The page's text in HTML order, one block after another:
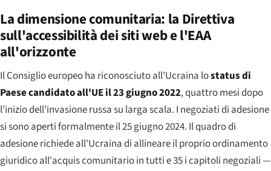
La dimensione comunitaria: la Direttiva
sull'accessibilità dei siti web e l'EAA
all'orizzonte
Il Consiglio europeo ha riconosciuto all'Ucraina lostatus di
Paese candidato all'UE il 23 giugno 2022, quattro mesi dopo
l'inizio dell'invasione russa su larga scala. I negoziati di adesione
si sono aperti formalmente il 25 giugno 2024. Il quadro di
adesione richiede all'Ucraina di allineare il proprio ordinamento
giuridico all'acquis comunitario in tutti e 35 i capitoli negoziali —